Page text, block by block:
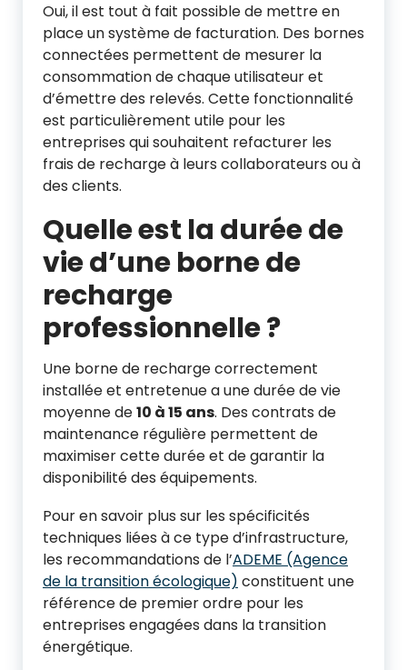
Oui, il est tout à fait possible de mettre en
place un système de facturation. Des bornes
connectées permettent de mesurer la
consommation de chaque utilisateur et
d’émettre des relevés. Cette fonctionnalité
est particulièrement utile pour les
entreprises qui souhaitent refacturer les
frais de recharge à leurs collaborateurs ou à
des clients.
Quelle est la durée de
vie d’une borne de
recharge
professionnelle ?
Une borne de recharge correctement
installée et entretenue a une durée de vie
moyenne de10 à 15 ans. Des contrats de
maintenance régulière permettent de
maximiser cette durée et de garantir la
disponibilité des équipements.
Pour en savoir plus sur les spécificités
techniques liées à ce type d’infrastructure,
les recommandations de l’ADEME (Agence
de la transition écologique) constituent une
référence de premier ordre pour les
entreprises engagées dans la transition
énergétique.